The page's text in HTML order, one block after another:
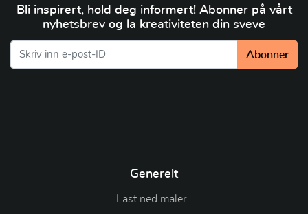
Bli inspirert, hold deg informert! Abonner på vårt
nyhetsbrev og la kreativiteten din sveve
Abonner
Generelt
Last ned maler